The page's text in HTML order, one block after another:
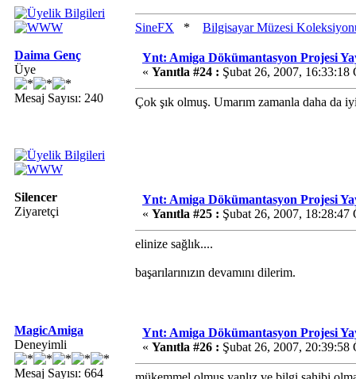
SineFX * Bilgisayar Müzesi
Daima Genç
Üye
Mesaj Sayısı: 240
Ynt: Amiga Dökümantasyon Projesi
« Yanıtla #24 : Şubat 26, 2007, 16:33:18
Çok şık olmuş. Umarım zamanla daha da
Silencer
Ziyaretçi
Ynt: Amiga Dökümantasyon Projesi
« Yanıtla #25 : Şubat 26, 2007, 18:28:47
elinize sağlık....
başarılarınızın devamını dilerim.
MagicAmiga
Deneyimli
Mesaj Sayısı: 664
Ynt: Amiga Dökümantasyon Projesi
« Yanıtla #26 : Şubat 26, 2007, 20:39:58